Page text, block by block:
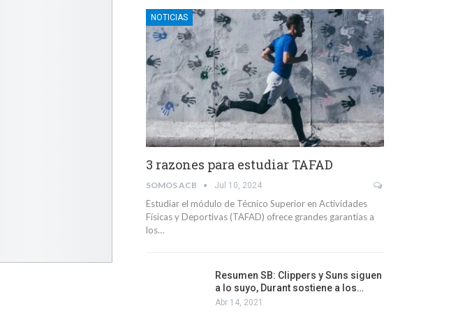
NOTICIAS
3 razones para estudiar TAFAD
SOMOS ACB Jul 10, 2024
Estudiar el módulo de Técnico Superior en Actividades
Físicas y Deportivas (TAFAD) ofrece grandes garantías a
los…
Resumen SB: Clippers y Suns siguen
a lo suyo, Durant sostiene a los…
Abr 14, 2021